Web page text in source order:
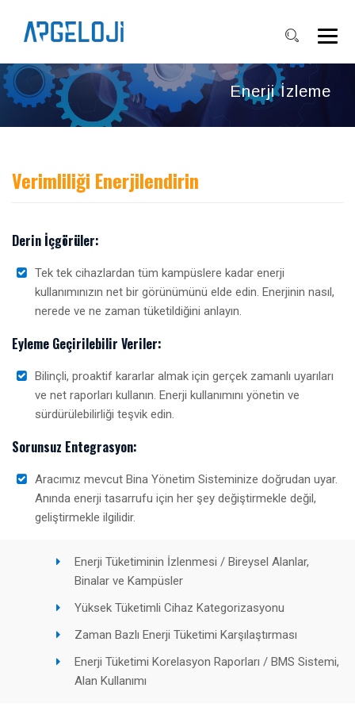
Enerji İzleme
Verimliliği Enerjilendirin
Derin İçgörüler:
Tek tek cihazlardan tüm kampüslere kadar enerji
kullanımınızın net bir görünümünü elde edin. Enerjinin nasıl,
nerede ve ne zaman tüketildiğini anlayın.
Eyleme Geçirilebilir Veriler:
Bilinçli, proaktif kararlar almak için gerçek zamanlı uyarıları
ve net raporları kullanın. Enerji kullanımını yönetin ve
sürdürülebilirliği teşvik edin.
Sorunsuz Entegrasyon:
Aracımız mevcut Bina Yönetim Sisteminize doğrudan uyar.
Anında enerji tasarrufu için her şey değiştirmekle değil,
geliştirmekle ilgilidir.
Enerji Tüketiminin İzlenmesi / Bireysel Alanlar,
Binalar ve Kampüsler
Yüksek Tüketimli Cihaz Kategorizasyonu
Zaman Bazlı Enerji Tüketimi Karşılaştırması
Enerji Tüketimi Korelasyon Raporları / BMS Sistemi,
Alan Kullanımı